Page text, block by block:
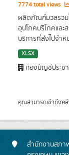
7774 total views
ผลิตภัณฑ์มวลรวม
อุปโภคบริโภคและ
บริการที่ส่งไปจำห
XLSX
กองบัญชีประช
คุณสามารถเข้าถึงค
สำนักงานสภา